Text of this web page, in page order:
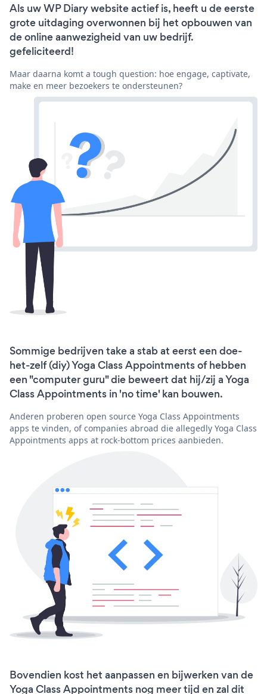
Als uw WP Diary website actief is, heeft u de eerste
grote uitdaging overwonnen bij het opbouwen van
de online aanwezigheid van uw bedrijf.
gefeliciteerd!
Maar daarna komt a tough question: hoe engage, captivate,
make en meer bezoekers te ondersteunen?
Sommige bedrijven take a stab at eerst een doe-
het-zelf (diy) Yoga Class Appointments of hebben
een "computer guru" die beweert dat hij/zij a Yoga
Class Appointments in 'no time' kan bouwen.
Anderen proberen open source Yoga Class Appointments
apps te vinden, of companies abroad die allegedly Yoga Class
Appointments apps at rock-bottom prices aanbieden.
Bovendien kost het aanpassen en bijwerken van de
Yoga Class Appointments nog meer tijd en zal dit